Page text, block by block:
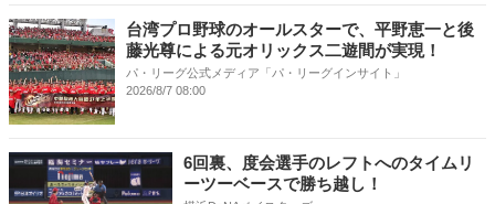
台湾プロ野球のオールスターで、平野恵一と後
藤光尊による元オリックス二遊間が実現！
パ・リーグ公式メディア「パ・リーグインサイト」
2026/8/7 08:00
6回裏、度会選手のレフトへのタイムリ
ーツーベースで勝ち越し！